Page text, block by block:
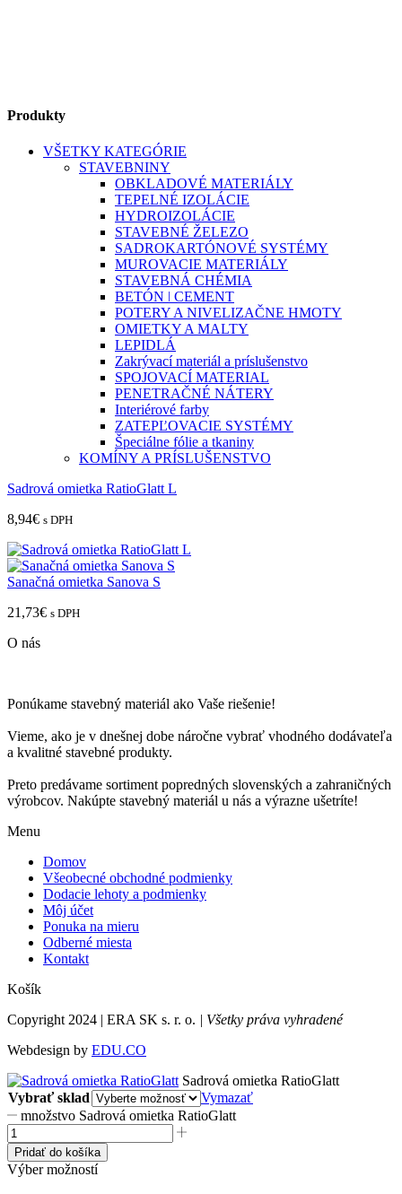
Produkty
VŠETKY KATEGÓRIE
STAVEBNINY
OBKLADOVÉ MATERIÁLY
TEPELNÉ IZOLÁCIE
HYDROIZOLÁCIE
STAVEBNÉ ŽELEZO
SADROKARTÓNOVÉ SYSTÉMY
MUROVACIE MATERIÁLY
STAVEBNÁ CHÉMIA
BETÓN ǀ CEMENT
POTERY A NIVELIZAČNE HMOTY
OMIETKY A MALTY
LEPIDLÁ
Zakrývací materiál a príslušenstvo
SPOJOVACÍ MATERIAL
PENETRAČNÉ NÁTERY
Interiérové farby
ZATEPĽOVACIE SYSTÉMY
Špeciálne fólie a tkaniny
KOMÍNY A PRÍSLUŠENSTVO
Sadrová omietka RatioGlatt L
8,94€ s DPH
Sanačná omietka Sanova S
21,73€ s DPH
O nás
Ponúkame stavebný materiál ako Vaše riešenie!
Vieme, ako je v dnešnej dobe náročne vybrať vhodného dodávateľa
a kvalitné stavebné produkty.
Preto predávame sortiment popredných slovenských a zahraničných
výrobcov. Nakúpte stavebný materiál u nás a výrazne ušetríte!
Menu
Domov
Všeobecné obchodné podmienky
Dodacie lehoty a podmienky
Môj účet
Ponuka na mieru
Odberné miesta
Kontakt
Košík
Copyright 2024 | ERA SK s. r. o. | Všetky práva vyhradené
Webdesign by EDU.CO
Sadrová omietka RatioGlatt
Vybrať sklad
Vymazať
množstvo Sadrová omietka RatioGlatt
Pridať do košíka
Výber možností